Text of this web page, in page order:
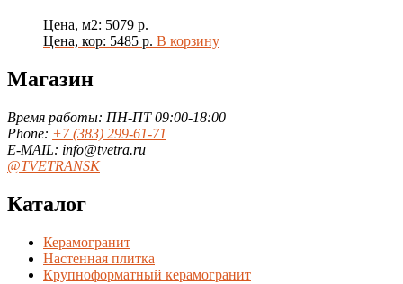
Цена, м2: 5079 р.
Цена, кор: 5485 р. В корзину
Магазин
Время работы: ПН-ПТ 09:00-18:00
Phone: +7 (383) 299-61-71
E-MAIL: info@tvetra.ru
@TVETRANSK
Каталог
Керамогранит
Настенная плитка
Крупноформатный керамогранит